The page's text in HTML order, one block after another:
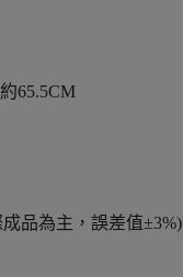
65.5CM
品為主，誤差值±3%)